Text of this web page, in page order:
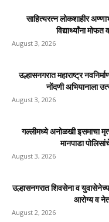
साहित्यरत्न लोकशाहीर
विद्यार्थ्यांना मोफत
August 3, 2026
उल्हासनगरात महाराष्ट्र
नोंदणी अभियानाला
August 3, 2026
गल्लीमध्ये अनोळखी इसमाचा
मानपाडा
August 3, 2026
उल्हासनगरात शिवसेना व
आरोग्य व
August 2, 2026